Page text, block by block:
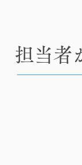
担当者